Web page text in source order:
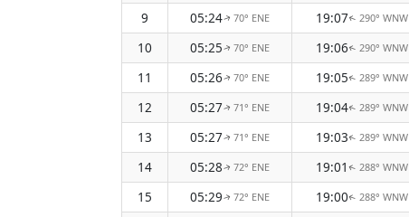
9
05:24↑70° ENE 19:07↑ 290° WNW
10
05:25↑70° ENE 19:06↑ 290° WNW
11
05:26↑70° ENE 19:05↑ 289° WNW
12
05:27↑71° ENE 19:04↑ 289° WNW
13
05:27↑71° ENE 19:03↑ 289° WNW
14
05:28↑72° ENE 19:01 ↑ 288° WNW
15
05:29↑72° ENE 19:00↑ 288° WNW